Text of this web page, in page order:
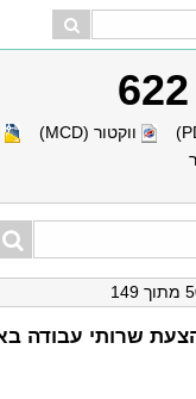
ווקטור (MCD)
שרותי עבודה